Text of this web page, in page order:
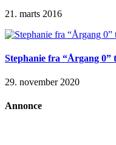
21. marts 2016
Stephanie fra “Årgang
29. november 2020
Annonce